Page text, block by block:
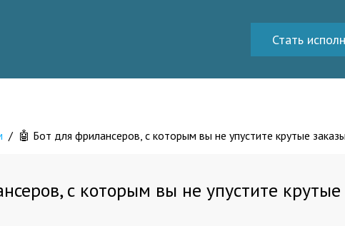
Стать
/ 🤖 Бот для фрилансеров, с которым вы не упустите крутые заказы
с которым вы не упустите